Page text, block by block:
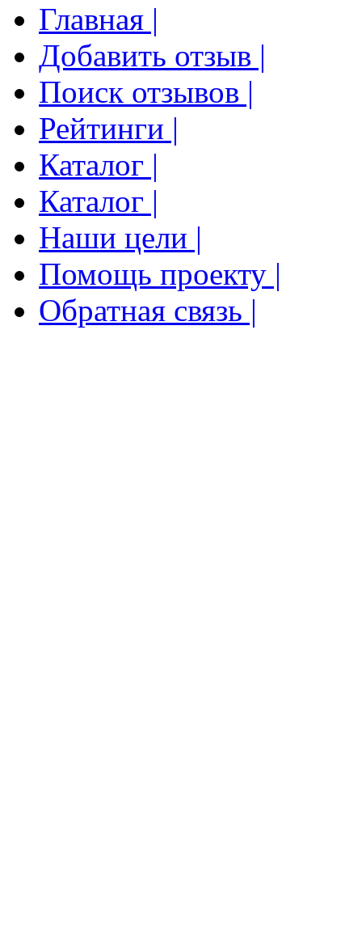
Главная |
Добавить отзыв |
Поиск отзывов |
Рейтинги |
Каталог |
Каталог |
Наши цели |
Помощь проекту |
Обратная связь |